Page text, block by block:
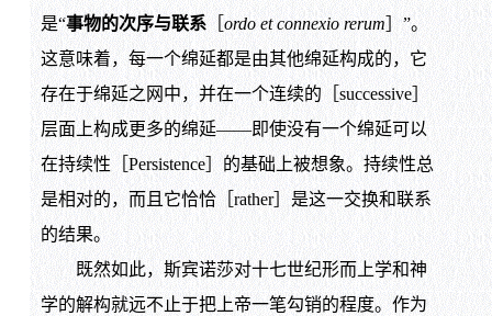
是“事物的次序与联系［ ordo et connexio rerum ］”。
这意味着，每一个绵延都是由其他绵延构成的，它
存在于绵延之网中，并在一个连续的［successive］
层面上构成更多的绵延——即使没有一个绵延可以
在持续性［Persistence］的基础上被想象。持续性总
是相对的，而且它恰恰［rather］是这一交换和联系
的结果。
既然如此，斯宾诺莎对十七世纪形而上学和神
学的解构就远不止于把上帝一笔勾销的程度。作为